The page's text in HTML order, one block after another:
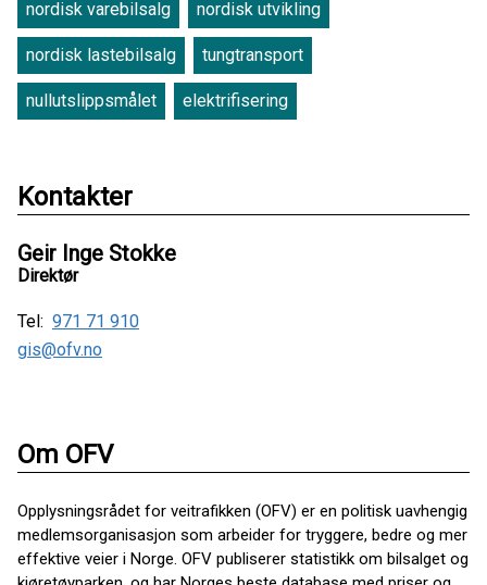
nordisk varebilsalg nordisk utvikling
nordisk lastebilsalg tungtransport
nullutslippsmålet elektrifisering
Kontakter
Geir Inge Stokke
Direktør
Tel: 971 71 910
gis@ofv.no
Om OFV
Opplysningsrådet for veitrafikken (OFV) er en politisk uavhengig
medlemsorganisasjon som arbeider for tryggere, bedre og mer
effektive veier i Norge. OFV publiserer statistikk om bilsalget og